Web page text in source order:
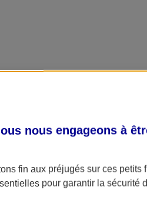
nous engageons à
fin aux préjugés sur ces
pour garantir la sécurité